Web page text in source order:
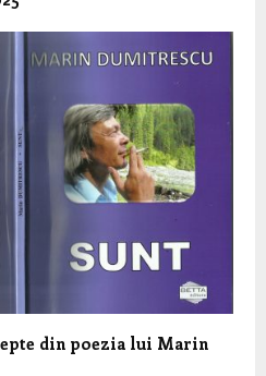
din poezia lui Marin